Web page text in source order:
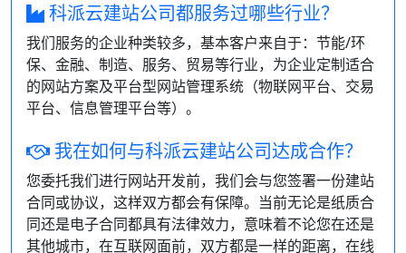
科派云建站公司都服务过哪些行业？
我们服务的企业种类较多，基本客户来自于：节能/环
保、金融、制造、服务、贸易等行业，为企业定制适合
的网站方案及平台型网站管理系统（物联网平台、交易
平台、信息管理平台等）。
我在如何与科派云建站公司达成合作？
您委托我们进行网站开发前，我们会与您签署一份建站
合同或协议，这样双方都会有保障。当前无论是纸质合
同还是电子合同都具有法律效力，意味着不论您在还是
其他城市，在互联网面前，双方都是一样的距离，在线